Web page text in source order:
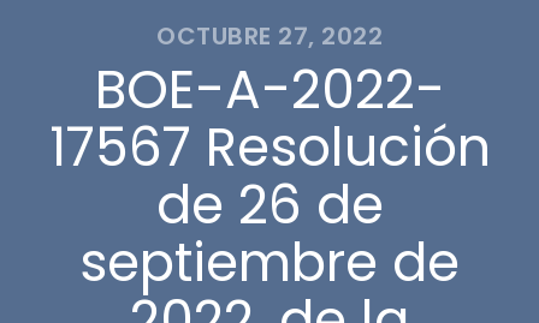
OCTUBRE 27, 2022
BOE-A-2022-
17567 Resolución
de 26 de
septiembre de